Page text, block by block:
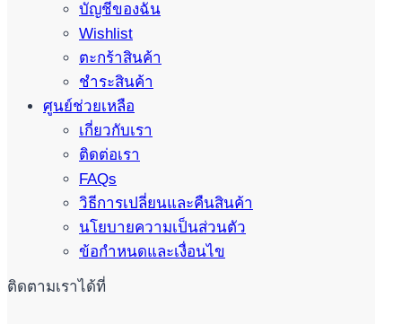
บัญชีของฉัน
Wishlist
ตะกร้าสินค้า
ชำระสินค้า
ศูนย์ช่วยเหลือ
เกี่ยวกับเรา
ติดต่อเรา
FAQs
วิธีการเปลี่ยนและคืนสินค้า
นโยบายความเป็นส่วนตัว
ข้อกำหนดและเงื่อนไข
ติดตามเราได้ที่